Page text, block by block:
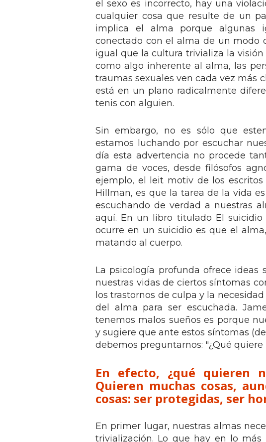
el sexo es incorrecto, hay una
cualquier cosa que resulte de un
implica el alma porque algunas
conectado con el alma de un modo
igual que la cultura trivializa la
como algo inherente al alma, las
traumas sexuales ven cada vez más
está en un plano radicalmente
tenis con alguien.
Sin embargo, no es sólo que
estamos luchando por escuchar
día esta advertencia no procede
gama de voces, desde filósofos
ejemplo, el leit motiv de los
Hillman, es que la tarea de la vida
escuchando de verdad a nuestras
aquí. En un libro titulado El
ocurre en un suicidio es que el
matando al cuerpo.
La psicología profunda ofrece ideas
nuestras vidas de ciertos síntomas
los trastornos de culpa y la
del alma para ser escuchada.
tenemos malos sueños es porque
y sugiere que ante estos síntomas
debemos preguntarnos: "¿Qué
En efecto, ¿qué quieren
Quieren muchas cosas,
cosas: ser protegidas, ser
En primer lugar, nuestras almas
trivialización. Lo que hay en lo